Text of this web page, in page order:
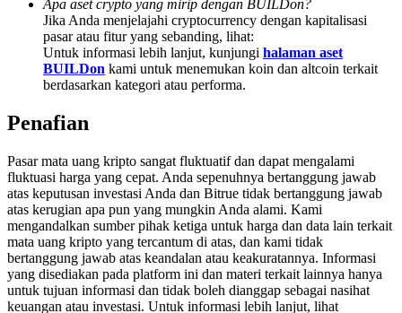
Deposit CASHCAT & Win
Share 500000 CASHCAT prize pool
Exclusive for BitMart Users
Register & Trade to Win 500,000 USDT
Precious Metals Trading Carnival
Trade Gold & Silver · 33,333 USDT Bonus
Apa aset crypto yang mirip dengan BUILDon?
Jika Anda menjelajahi cryptocurrency dengan kapitalisasi
pasar atau fitur yang sebanding, lihat:
Untuk informasi lebih lanjut, kunjungi halaman aset
BUILDon kami untuk menemukan koin dan altcoin terkait
berdasarkan kategori atau performa.
Penafian
Pasar mata uang kripto sangat fluktuatif dan dapat mengalami
fluktuasi harga yang cepat. Anda sepenuhnya bertanggung jawab
atas keputusan investasi Anda dan Bitrue tidak bertanggung jawab
atas kerugian apa pun yang mungkin Anda alami. Kami
mengandalkan sumber pihak ketiga untuk harga dan data lain terkait
mata uang kripto yang tercantum di atas, dan kami tidak
bertanggung jawab atas keandalan atau keakuratannya. Informasi
yang disediakan pada platform ini dan materi terkait lainnya hanya
untuk tujuan informasi dan tidak boleh dianggap sebagai nasihat
keuangan atau investasi. Untuk informasi lebih lanjut, lihat